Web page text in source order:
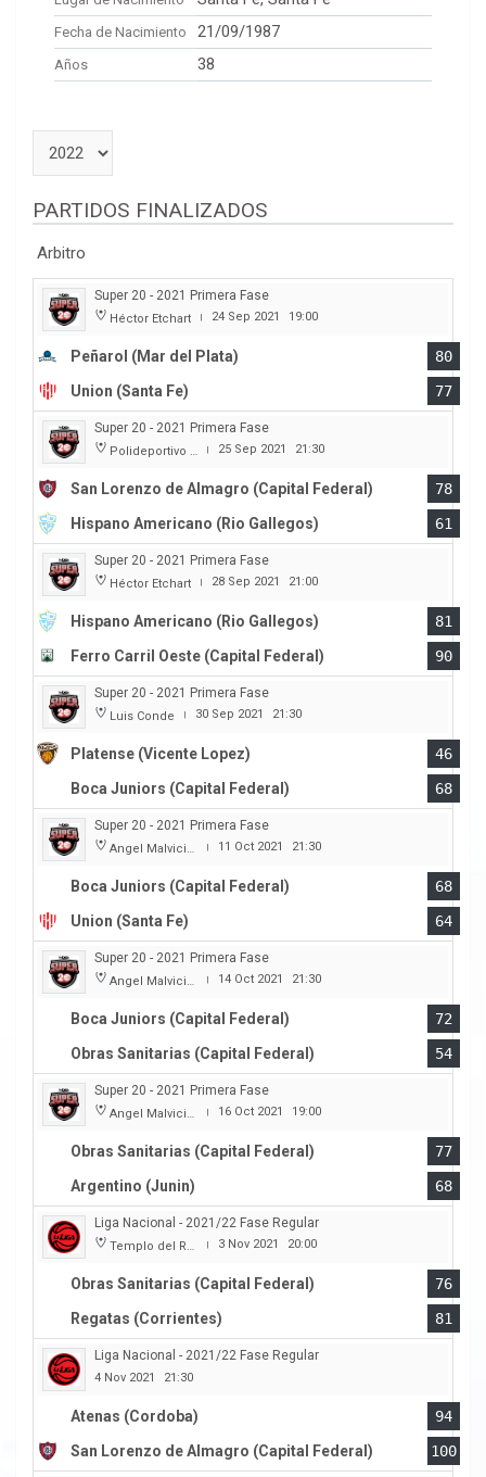
Fecha de Nacimiento 21/09/1987
Años 38
PARTIDOS FINALIZADOS
Arbitro
Super 20 - 2021 Primera Fase
Héctor Etchart | 24 Sep 2021 19:00
Peñarol (Mar del Plata)
80
Union (Santa Fe)
77
Super 20 - 2021 Primera Fase
Polideportivo Roberto Pando | 25 Sep 2021 21:30
San Lorenzo de Almagro (Capital Federal)
78
Hispano Americano (Rio Gallegos)
61
Super 20 - 2021 Primera Fase
Héctor Etchart | 28 Sep 2021 21:00
Hispano Americano (Rio Gallegos)
81
Ferro Carril Oeste (Capital Federal)
90
Super 20 - 2021 Primera Fase
Luis Conde | 30 Sep 2021 21:30
Platense (Vicente Lopez)
46
Boca Juniors (Capital Federal)
68
Super 20 - 2021 Primera Fase
Angel Malvicino | 11 Oct 2021 21:30
Boca Juniors (Capital Federal)
68
Union (Santa Fe)
64
Super 20 - 2021 Primera Fase
Angel Malvicino | 14 Oct 2021 21:30
Boca Juniors (Capital Federal)
72
Obras Sanitarias (Capital Federal)
54
Super 20 - 2021 Primera Fase
Angel Malvicino | 16 Oct 2021 19:00
Obras Sanitarias (Capital Federal)
77
Argentino (Junin)
68
Liga Nacional - 2021/22 Fase Regular
Templo del Rock | 3 Nov 2021 20:00
Obras Sanitarias (Capital Federal)
76
Regatas (Corrientes)
81
Liga Nacional - 2021/22 Fase Regular
4 Nov 2021 21:30
Atenas (Cordoba)
94
San Lorenzo de Almagro (Capital Federal)
100